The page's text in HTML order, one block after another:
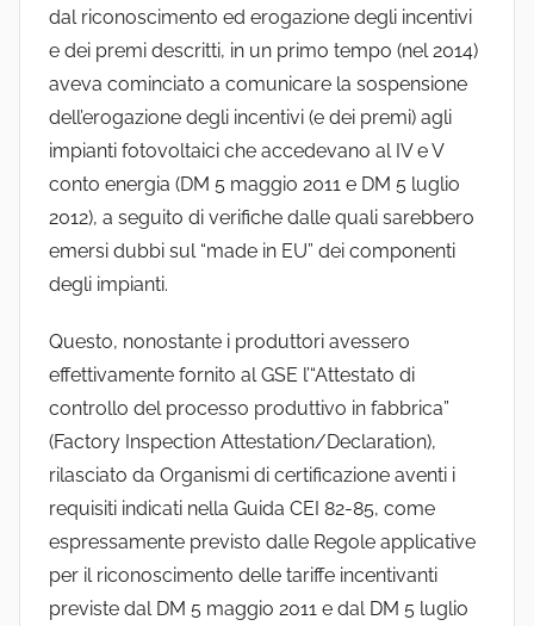
dal riconoscimento ed erogazione degli incentivi
e dei premi descritti, in un primo tempo (nel 2014)
aveva cominciato a comunicare la sospensione
dell’erogazione degli incentivi (e dei premi) agli
impianti fotovoltaici che accedevano al IV e V
conto energia (DM 5 maggio 2011 e DM 5 luglio
2012), a seguito di verifiche dalle quali sarebbero
emersi dubbi sul “made in EU” dei componenti
degli impianti.
Questo, nonostante i produttori avessero
effettivamente fornito al GSE l’“Attestato di
controllo del processo produttivo in fabbrica”
(Factory Inspection Attestation/Declaration),
rilasciato da Organismi di certificazione aventi i
requisiti indicati nella Guida CEI 82-85, come
espressamente previsto dalle Regole applicative
per il riconoscimento delle tariffe incentivanti
previste dal DM 5 maggio 2011 e dal DM 5 luglio